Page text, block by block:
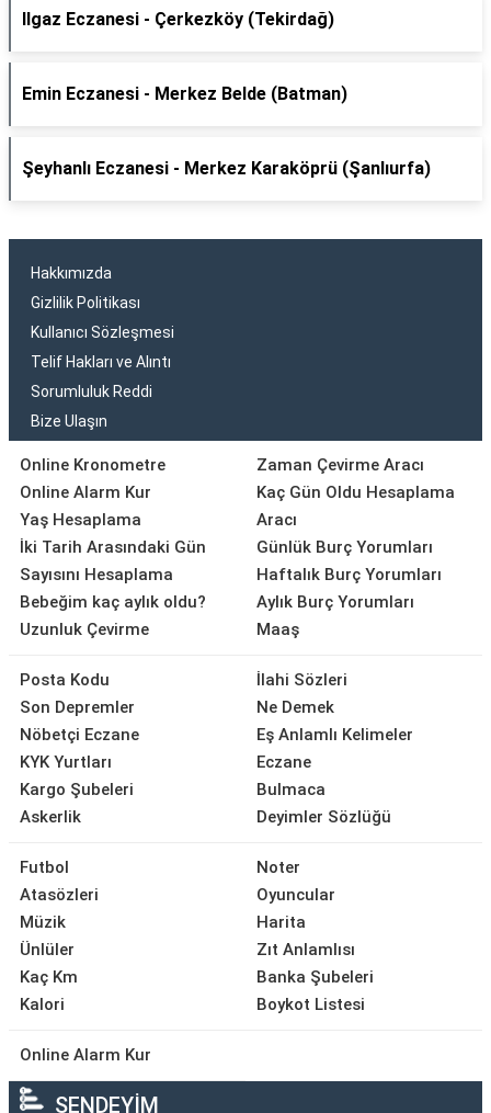
Ilgaz Eczanesi - Çerkezköy (Tekirdağ)
Emin Eczanesi - Merkez Belde (Batman)
Şeyhanlı Eczanesi - Merkez Karaköprü (Şanlıurfa)
Hakkımızda
Gizlilik Politikası
Kullanıcı Sözleşmesi
Telif Hakları ve Alıntı
Sorumluluk Reddi
Bize Ulaşın
Online Kronometre
Online Alarm Kur
Yaş Hesaplama
İki Tarih Arasındaki Gün
Sayısını Hesaplama
Bebeğim kaç aylık oldu?
Uzunluk Çevirme
Zaman Çevirme Aracı
Kaç Gün Oldu Hesaplama
Aracı
Günlük Burç Yorumları
Haftalık Burç Yorumları
Aylık Burç Yorumları
Maaş
Posta Kodu
Son Depremler
Nöbetçi Eczane
KYK Yurtları
Kargo Şubeleri
Askerlik
İlahi Sözleri
Ne Demek
Eş Anlamlı Kelimeler
Eczane
Bulmaca
Deyimler Sözlüğü
Futbol
Atasözleri
Müzik
Ünlüler
Kaç Km
Kalori
Noter
Oyuncular
Harita
Zıt Anlamlısı
Banka Şubeleri
Boykot Listesi
Online Alarm Kur
SENDEYİM